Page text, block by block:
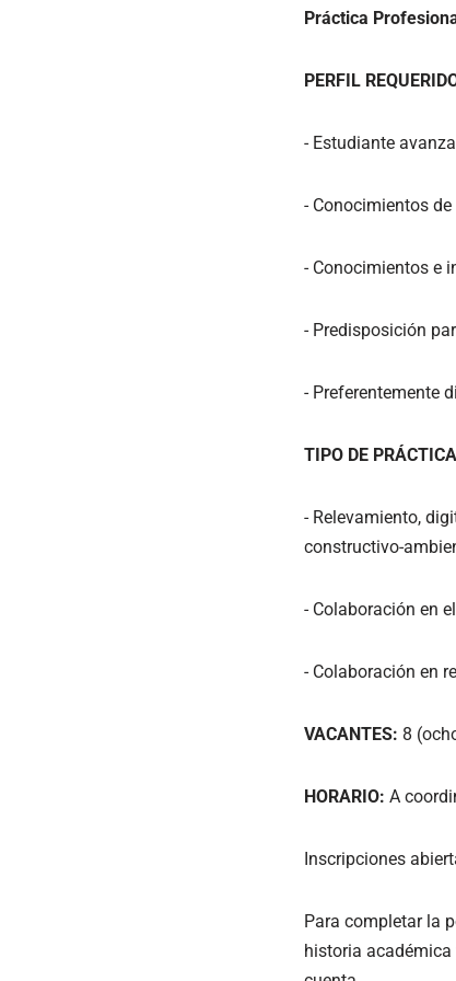
Práctica
PERFIL
- Estudiante
- Conocimientos
- Conocimientos e
- Predisposición
- Preferentemente
TIPO DE
- Relevamiento,
constructivo-
- Colaboración en
- Colaboración en
VACANTES: 8
HORARIO: A
Inscripciones
Para completar la
historia